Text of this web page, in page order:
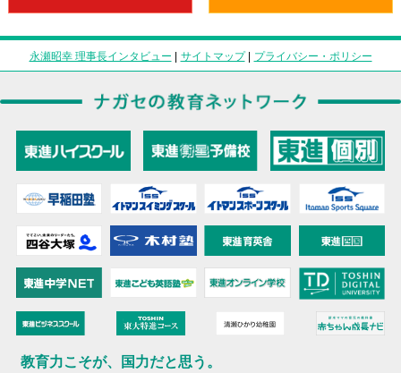
永瀬昭幸 理事長インタビュー | サイトマップ| プライバシー・ポリシー
教育力こそが、国力だと思う。